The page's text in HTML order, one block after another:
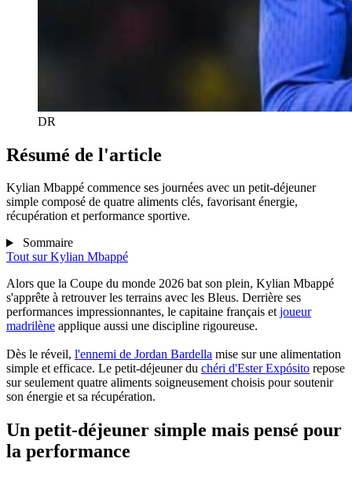
DR
Résumé de l'article
Kylian Mbappé commence ses journées avec un petit-déjeuner
simple composé de quatre aliments clés, favorisant énergie,
récupération et performance sportive.
Sommaire
Tout surKylian Mbappé
Alors que la Coupe du monde 2026 bat son plein, Kylian Mbappé
s'apprête à retrouver les terrains avec les Bleus. Derrière ses
performances impressionnantes, le capitaine français etjoueur
madrilène applique aussi une discipline rigoureuse.
Dès le réveil, l'ennemi de Jordan Bardella mise sur une alimentation
simple et efficace. Le petit-déjeuner du chéri d'Ester Expósito repose
sur seulement quatre aliments soigneusement choisis pour soutenir
son énergie et sa récupération.
Un petit-déjeuner simple mais pensé pour
la performance